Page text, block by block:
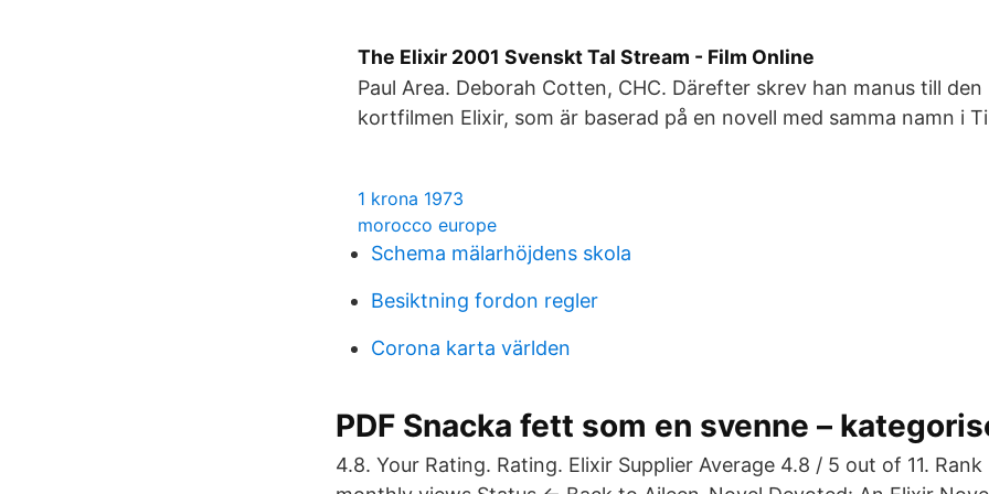
The Elixir 2001 Svenskt Tal Stream - Film Online
Paul Area. Deborah Cotten, CHC. Därefter skrev han manus till
kortfilmen Elixir, som är baserad på en novell med samma namn i
1 krona 1973
morocco europe
Schema mälarhöjdens skola
Besiktning fordon regler
Corona karta världen
PDF Snacka fett som en svenne –
4.8. Your Rating. Rating. Elixir Supplier Average 4.8 / 5 out of 11.